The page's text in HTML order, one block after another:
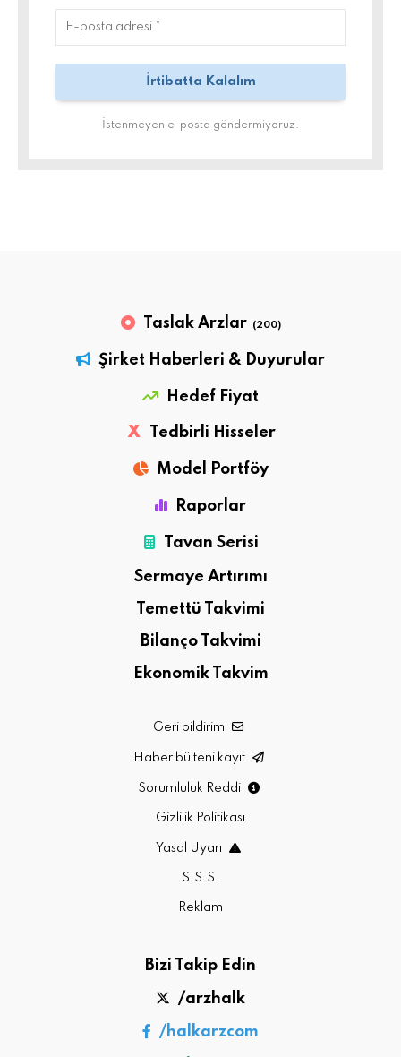
İstenmeyen e-posta göndermiyoruz.
Taslak Arzlar (200)
Şirket Haberleri & Duyurular
Hedef Fiyat
X Tedbirli Hisseler
Model Portföy
Raporlar
Tavan Serisi
Sermaye Artırımı
Temettü Takvimi
Bilanço Takvimi
Ekonomik Takvim
Geri bildirim
Haber bülteni kayıt
Sorumluluk Reddi
Gizlilik Politikası
Yasal Uyarı
S.S.S.
Reklam
Bizi Takip Edin
/arzhalk
/halkarzcom